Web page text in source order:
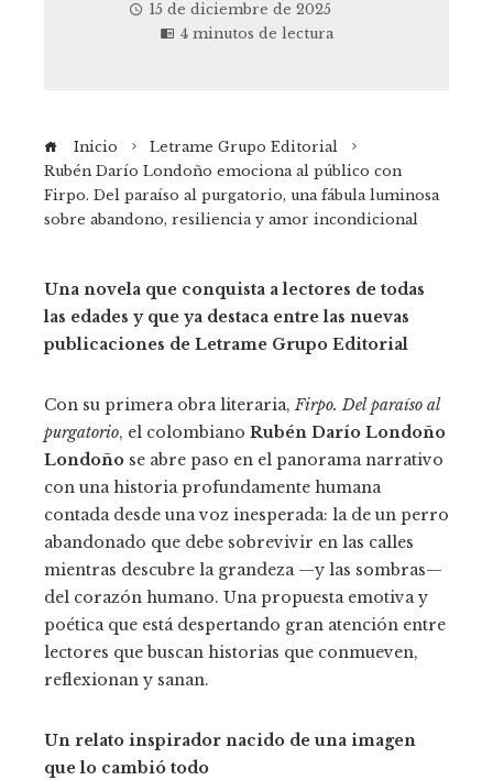
15 de diciembre de 2025
4 minutos de lectura
Inicio
Letrame Grupo Editorial
Rubén Darío Londoño emociona al público con
Firpo. Del paraíso al purgatorio, una fábula luminosa
sobre abandono, resiliencia y amor incondicional
Una novela que conquista a lectores de todas
las edades y que ya destaca entre las nuevas
publicaciones de Letrame Grupo Editorial
Con su primera obra literaria,Firpo. Del paraíso al
purgatorio, el colombiano Rubén Darío Londoño
Londoño se abre paso en el panorama narrativo
con una historia profundamente humana
contada desde una voz inesperada: la de un perro
abandonado que debe sobrevivir en las calles
mientras descubre la grandeza —y las sombras—
del corazón humano. Una propuesta emotiva y
poética que está despertando gran atención entre
lectores que buscan historias que conmueven,
reflexionan y sanan.
Un relato inspirador nacido de una imagen
que lo cambió todo